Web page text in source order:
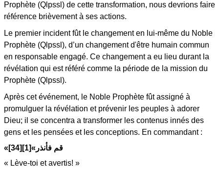
Prophète (Qlpssl) de cette transformation, nous devrions faire
référence brièvement à ses actions.
Le premier incident fût le changement en lui-même du Noble
Prophète (Qlpssl), d’un changement d'être humain commun
en responsable engagé. Ce changement a eu lieu durant la
révélation qui est référé comme la période de la mission du
Prophète (Qlpssl).
Après cet événement, le Noble Prophète fût assigné à
promulguer la révélation et prévenir les peuples à adorer
Dieu; il se concentra a transformer les contenus innés des
gens et les pensées et les conceptions. En commandant :
«قم فأنذر»[1][34]
« Lève-toi et avertis! »